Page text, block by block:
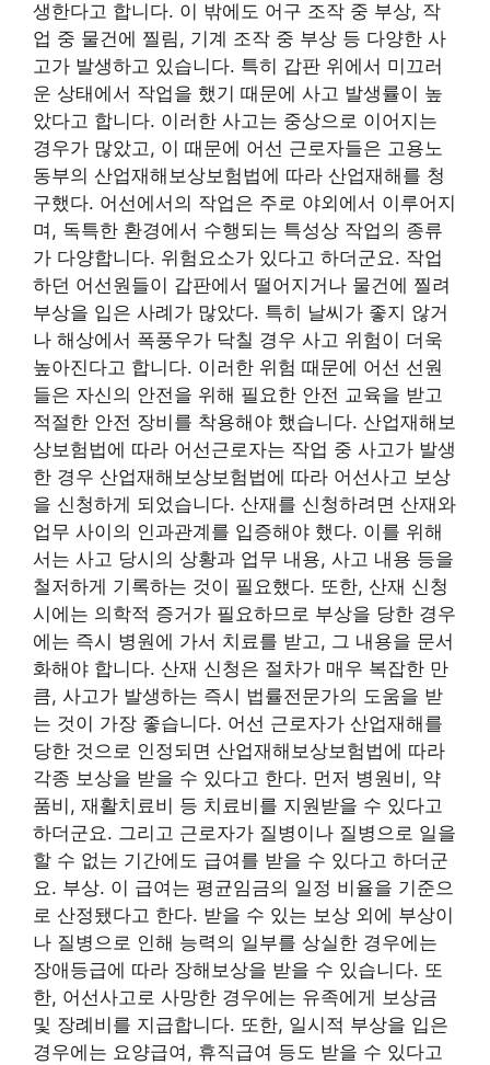
생한다고 합니다. 이 밖에도 어구 조작 중 부상, 작
업 중 물건에 찔림, 기계 조작 중 부상 등 다양한 사
고가 발생하고 있습니다. 특히 갑판 위에서 미끄러
운 상태에서 작업을 했기 때문에 사고 발생률이 높
았다고 합니다. 이러한 사고는 중상으로 이어지는
경우가 많았고, 이 때문에 어선 근로자들은 고용노
동부의 산업재해보상보험법에 따라 산업재해를 청
구했다. 어선에서의 작업은 주로 야외에서 이루어지
며, 독특한 환경에서 수행되는 특성상 작업의 종류
가 다양합니다. 위험요소가 있다고 하더군요. 작업
하던 어선원들이 갑판에서 떨어지거나 물건에 찔려
부상을 입은 사례가 많았다. 특히 날씨가 좋지 않거
나 해상에서 폭풍우가 닥칠 경우 사고 위험이 더욱
높아진다고 합니다. 이러한 위험 때문에 어선 선원
들은 자신의 안전을 위해 필요한 안전 교육을 받고
적절한 안전 장비를 착용해야 했습니다. 산업재해보
상보험법에 따라 어선근로자는 작업 중 사고가 발생
한 경우 산업재해보상보험법에 따라 어선사고 보상
을 신청하게 되었습니다. 산재를 신청하려면 산재와
업무 사이의 인과관계를 입증해야 했다. 이를 위해
서는 사고 당시의 상황과 업무 내용, 사고 내용 등을
철저하게 기록하는 것이 필요했다. 또한, 산재 신청
시에는 의학적 증거가 필요하므로 부상을 당한 경우
에는 즉시 병원에 가서 치료를 받고, 그 내용을 문서
화해야 합니다. 산재 신청은 절차가 매우 복잡한 만
큼, 사고가 발생하는 즉시 법률전문가의 도움을 받
는 것이 가장 좋습니다. 어선 근로자가 산업재해를
당한 것으로 인정되면 산업재해보상보험법에 따라
각종 보상을 받을 수 있다고 한다. 먼저 병원비, 약
품비, 재활치료비 등 치료비를 지원받을 수 있다고
하더군요. 그리고 근로자가 질병이나 질병으로 일을
할 수 없는 기간에도 급여를 받을 수 있다고 하더군
요. 부상. 이 급여는 평균임금의 일정 비율을 기준으
로 산정됐다고 한다. 받을 수 있는 보상 외에 부상이
나 질병으로 인해 능력의 일부를 상실한 경우에는
장애등급에 따라 장해보상을 받을 수 있습니다. 또
한, 어선사고로 사망한 경우에는 유족에게 보상금
및 장례비를 지급합니다. 또한, 일시적 부상을 입은
경우에는 요양급여, 휴직급여 등도 받을 수 있다고